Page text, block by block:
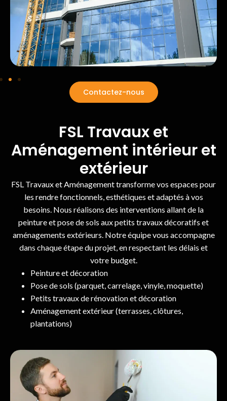
Contactez-nous
FSL Travaux et
Aménagement intérieur et
extérieur
FSL Travaux et Aménagement transforme vos espaces pour
les rendre fonctionnels, esthétiques et adaptés à vos
besoins. Nous réalisons des interventions allant de la
peinture et pose de sols aux petits travaux décoratifs et
aménagements extérieurs. Notre équipe vous accompagne
dans chaque étape du projet, en respectant les délais et
votre budget.
Peinture et décoration
Pose de sols (parquet, carrelage, vinyle, moquette)
Petits travaux de rénovation et décoration
Aménagement extérieur (terrasses, clôtures,
plantations)